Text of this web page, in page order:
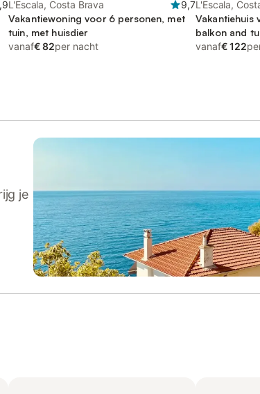
L'Escala, Costa Brava
9,7
Vakantiewoning voor 6 personen, met
tuin, met huisdier
vanaf€ 82per nacht
L'Escala,
Vakantiehuis
balkon and
and uitzicht
vanaf€ 122
je